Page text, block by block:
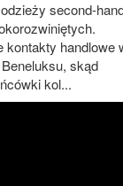
second-
kontakty handlowe
skąd
kol...